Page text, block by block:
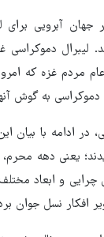
جهان آبرویی
لیبرال
مردم غزه که
به گوش
در ادامه با بیان
یعنی دهه
افکار نسل جوان